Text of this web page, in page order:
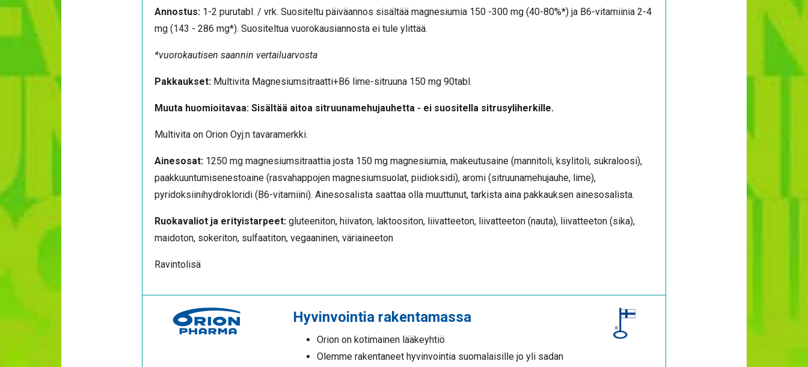
Annostus: 1-2 purutabl. / vrk. Suositeltu päiväannos sisältää magnesiumia 150 -300 mg (40-80%*) ja B6-vitamiinia 2-4
mg (143 - 286 mg*). Suositeltua vuorokausiannosta ei tule ylittää.
*vuorokautisen saannin vertailuarvosta
Pakkaukset: Multivita Magnesiumsitraatti+B6 lime-sitruuna 150 mg 90tabl.
Muuta huomioitavaa: Sisältää aitoa sitruunamehujauhetta - ei suositella sitrusyliherkille.
Multivita on Orion Oyj:n tavaramerkki.
Ainesosat: 1250 mg magnesiumsitraattia josta 150 mg magnesiumia, makeutusaine (mannitoli, ksylitoli, sukraloosi),
paakkuuntumisenestoaine (rasvahappojen magnesiumsuolat, piidioksidi), aromi (sitruunamehujauhe, lime),
pyridoksiinihydrokloridi (B6-vitamiini). Ainesosalista saattaa olla muuttunut, tarkista aina pakkauksen ainesosalista.
Ruokavaliot ja erityistarpeet: gluteeniton, hiivaton, laktoositon, liivatteeton, liivatteeton (nauta), liivatteeton (sika),
maidoton, sokeriton, sulfaatiton, vegaaninen, väriaineeton
Ravintolisä
Hyvinvointia rakentamassa
Orion on kotimainen lääkeyhtiö
Olemme rakentaneet hyvinvointia suomalaisille jo yli sadan